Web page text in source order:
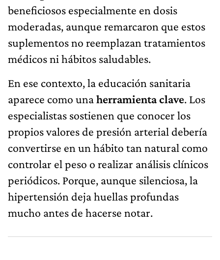
beneficiosos especialmente en dosis
moderadas, aunque remarcaron que estos
suplementos no reemplazan tratamientos
médicos ni hábitos saludables.
En ese contexto, la educación sanitaria
aparece como unaherramienta clave. Los
especialistas sostienen que conocer los
propios valores de presión arterial debería
convertirse en un hábito tan natural como
controlar el peso o realizar análisis clínicos
periódicos. Porque, aunque silenciosa, la
hipertensión deja huellas profundas
mucho antes de hacerse notar.